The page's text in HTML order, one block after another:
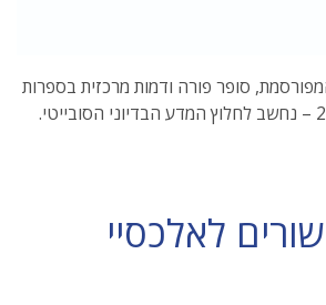
סופר פורה ודמות מרכזית בספרות
לאלכסיי